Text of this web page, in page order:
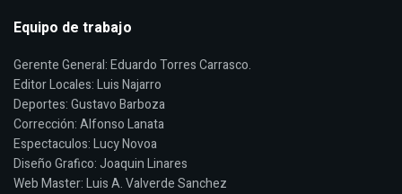
Equipo de trabajo
Gerente General: Eduardo Torres Carrasco.
Editor Locales: Luis Najarro
Deportes: Gustavo Barboza
Corrección: Alfonso Lanata
Espectaculos: Lucy Novoa
Diseño Grafico: Joaquin Linares
Web Master: Luis A. Valverde Sanchez